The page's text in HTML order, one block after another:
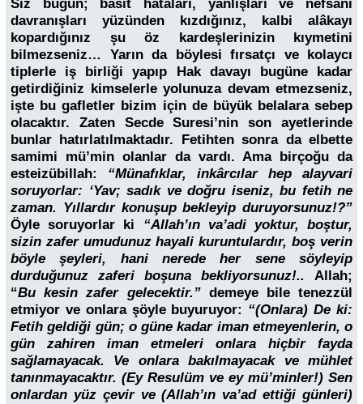
Siz bugün; basit hataları, yanlışları ve nefsani
davranışları yüzünden kızdığınız, kalbi alâkayı
kopardığınız şu öz kardeşlerinizin kıymetini
bilmezseniz… Yarın da böylesi fırsatçı ve kolaycı
tiplerle iş birliği yapıp Hak davayı bugüne kadar
getirdiğiniz kimselerle yolunuza devam etmezseniz,
işte bu gafletler bizim için de büyük belalara sebep
olacaktır. Zaten Secde Suresi’nin son ayetlerinde
bunlar hatırlatılmaktadır. Fetihten sonra da elbette
samimi mü’min olanlar da vardı. Ama birçoğu da
esteizübillah:
“Münafıklar, inkârcılar hep alayvari
soruyorlar: ‘Yav; sadık ve doğru iseniz, bu fetih ne
zaman. Yıllardır konuşup bekleyip duruyorsunuz!?”
Öyle soruyorlar ki “Allah’ın va’adi yoktur, boştur,
sizin zafer umudunuz hayali kuruntulardır, boş verin
böyle şeyleri, hani nerede her sene söyleyip
durduğunuz zaferi boşuna bekliyorsunuz!.. Allah;
“Bu kesin zafer gelecektir.” demeye bile tenezzül
etmiyor ve onlara şöyle buyuruyor: “(Onlara) De ki:
Fetih geldiği gün; o güne kadar iman etmeyenlerin, o
gün zahiren iman etmeleri onlara hiçbir fayda
sağlamayacak. Ve onlara bakılmayacak ve mühlet
tanınmayacaktır. (Ey Resulüm ve ey mü’minler!) Sen
onlardan yüz çevir ve (Allah’ın va’ad ettiği günleri)